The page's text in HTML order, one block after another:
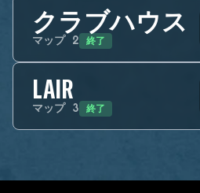
クラブハウス
マップ 2 終了
LAIR
マップ 3 終了